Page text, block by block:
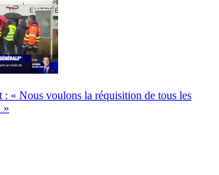
« Nous voulons la réquisition de tous les
»